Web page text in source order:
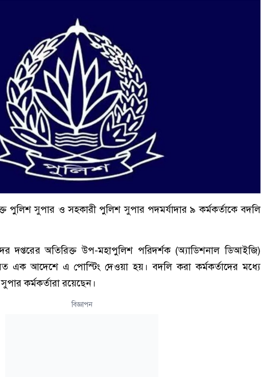
পুলিশ সুপার ও সহকারী পুলিশ সুপার পদমর্যাদার ৯ কর্মকর্তাকে বদলি
অতিরিক্ত উপ-মহাপুলিশ পরিদর্শক (অ্যাডিশনাল ডিআইজি)
এক আদেশে এ পোস্টিং দেওয়া হয়। বদলি করা কর্মকর্তাদের মধ্যে
কর্মকর্তারা রয়েছেন।
বিজ্ঞাপন